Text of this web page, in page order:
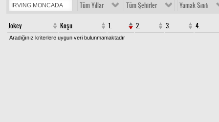
Tüm Yıllar Tüm Şehirler Yamak Sınıfı
Jokey Koşu 1. 2. 3. 4.
Aradığınız kriterlere uygun veri bulunmamaktadır